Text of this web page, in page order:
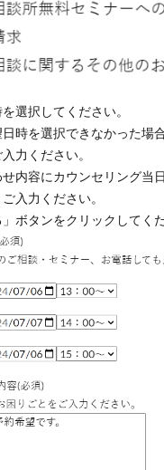
選択してください。
を選択できなかった場
力ください。
内容にカウンセリング当
入力ください。
ボタンをクリックしてくだ